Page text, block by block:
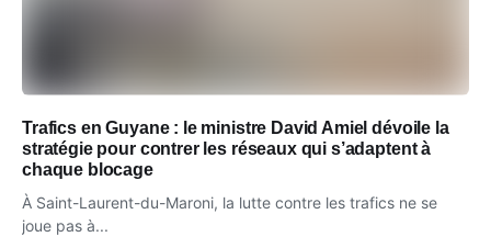
Trafics en Guyane : le ministre David Amiel dévoile la
stratégie pour contrer les réseaux qui s’adaptent à
chaque blocage
À Saint-Laurent-du-Maroni, la lutte contre les trafics ne se
joue pas à...